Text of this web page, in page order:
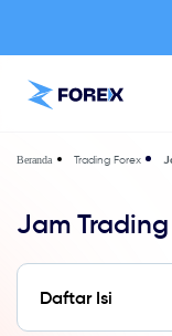
Beranda Trading Forex
Jam Trading
Daftar Isi